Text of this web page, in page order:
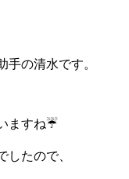
の清水です。
ますね☔
したので、